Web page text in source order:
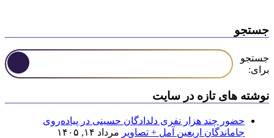
جستجو
جستجو
برای:
نوشته های تازه در سایت
حضور چند هزار نفری دلدادگان حسینی در پیاده‌روی
جاماندگان اربعین آمل + تصاویر مرداد ۱۴, ۱۴۰۵